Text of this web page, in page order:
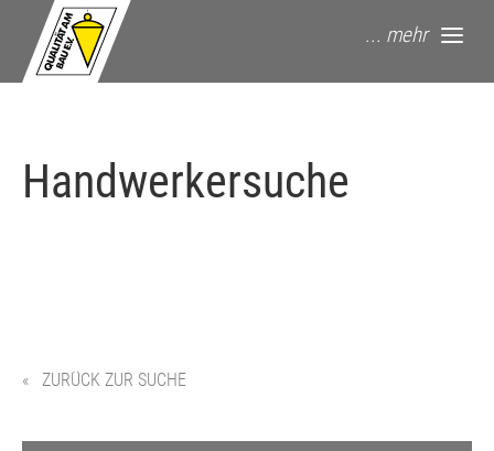
springe zum Hauptinhalt
... mehr
Handwerkersuche
« ZURÜCK ZUR SUCHE